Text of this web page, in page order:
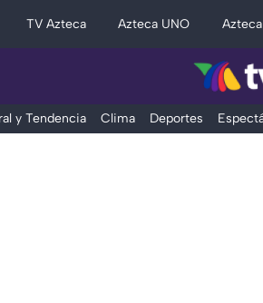
TV Azteca Azteca UNO
y Tendencia Clima Deportes